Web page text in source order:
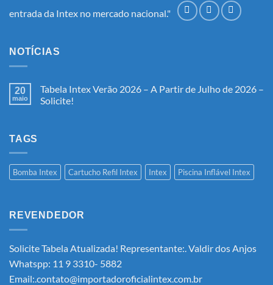
entrada da Intex no mercado nacional."
NOTÍCIAS
20
maio
Tabela Intex Verão 2026 – A Partir de Julho de 2026 –
Solicite!
–
A
2026
TAGS
Bomba Intex Cartucho Refil Intex Intex Piscina Inflável Intex
REVENDEDOR
Solicite Tabela Atualizada! Representante:. Valdir dos Anjos
Whatspp: 11 9 3310- 5882
Email:.contato@importadoroficialintex.com.br